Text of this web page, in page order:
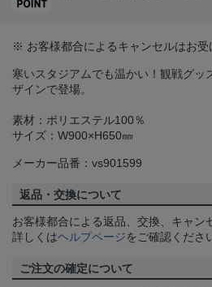
※ お客様都合によるキャンセルはお受
寒いスタジアムでも温かい！観戦グッ
ザインで登場。
素材：ポリエステル100％
サイズ：W900×H650㎜
メーカー品番：vs901599
返品・交換について
お客様都合による返品、交換、キャン
詳しくはヘルプページをご確認くださ
ご注文の確定について